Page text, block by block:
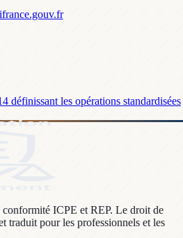
définissant les opérations standardisées
conformité ICPE et REP. Le droit de
traduit pour les professionnels et les